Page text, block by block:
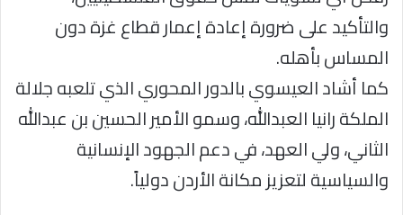
والتأكيد على ضرورة إعادة إعمار قطاع غزة دون
المساس بأهله.
كما أشاد العيسوي بالدور المحوري الذي تلعبه جلالة
الملكة رانيا العبدالله، وسمو الأمير الحسين بن عبدالله
الثاني، ولي العهد، في دعم الجهود الإنسانية
والسياسية لتعزيز مكانة الأردن دولياً.